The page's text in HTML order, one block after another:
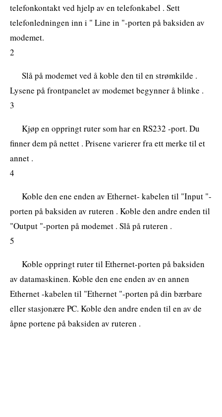
telefonkontakt ved hjelp av en telefonkabel . Sett
telefonledningen inn i " Line in "-porten på baksiden av
modemet.
2
Slå på modemet ved å koble den til en strømkilde .
Lysene på frontpanelet av modemet begynner å blinke .
3
Kjøp en oppringt ruter som har en RS232 -port. Du
finner dem på nettet . Prisene varierer fra ett merke til et
annet .
4
Koble den ene enden av Ethernet- kabelen til "Input "-
porten på baksiden av ruteren . Koble den andre enden til
"Output "-porten på modemet . Slå på ruteren .
5
Koble oppringt ruter til Ethernet-porten på baksiden
av datamaskinen. Koble den ene enden av en annen
Ethernet -kabelen til "Ethernet "-porten på din bærbare
eller stasjonære PC. Koble den andre enden til en av de
åpne portene på baksiden av ruteren .